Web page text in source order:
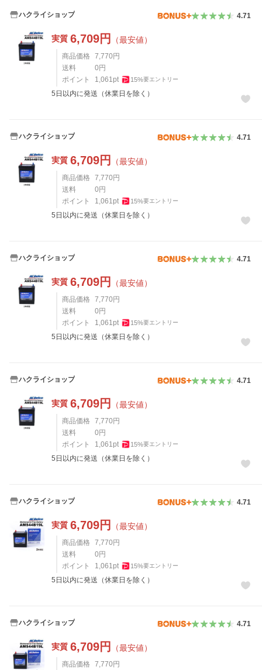
ハクライショップ 4.71
実質 6,709円 （最安値）
商品価格 7,770 円
送料
0 円
ポイント
1,061pt 15%要エントリー
5日以内に発送（休業日を除く）
ハクライショップ 4.71
実質 6,709円 （最安値）
商品価格 7,770 円
送料
0 円
ポイント
1,061pt 15%要エントリー
5日以内に発送（休業日を除く）
ハクライショップ 4.71
実質 6,709円 （最安値）
商品価格 7,770 円
送料
0 円
ポイント
1,061pt 15%要エントリー
5日以内に発送（休業日を除く）
ハクライショップ 4.71
実質 6,709円 （最安値）
商品価格 7,770 円
送料
0 円
ポイント
1,061pt 15%要エントリー
5日以内に発送（休業日を除く）
ハクライショップ 4.71
実質 6,709円 （最安値）
商品価格 7,770 円
送料
0 円
ポイント
1,061pt 15%要エントリー
5日以内に発送（休業日を除く）
ハクライショップ 4.71
実質 6,709円 （最安値）
商品価格 7,770 円